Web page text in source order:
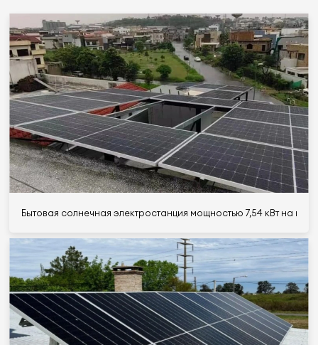
Бытовая солнечная электростанция мощностью 7,54 кВт на